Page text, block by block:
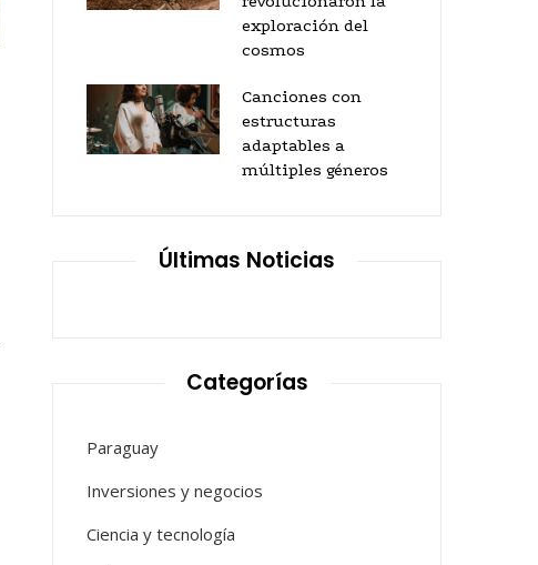
exploración del
cosmos
Canciones con
estructuras
adaptables a
múltiples géneros
Últimas Noticias
Categorías
Paraguay
Inversiones y negocios
Ciencia y tecnología